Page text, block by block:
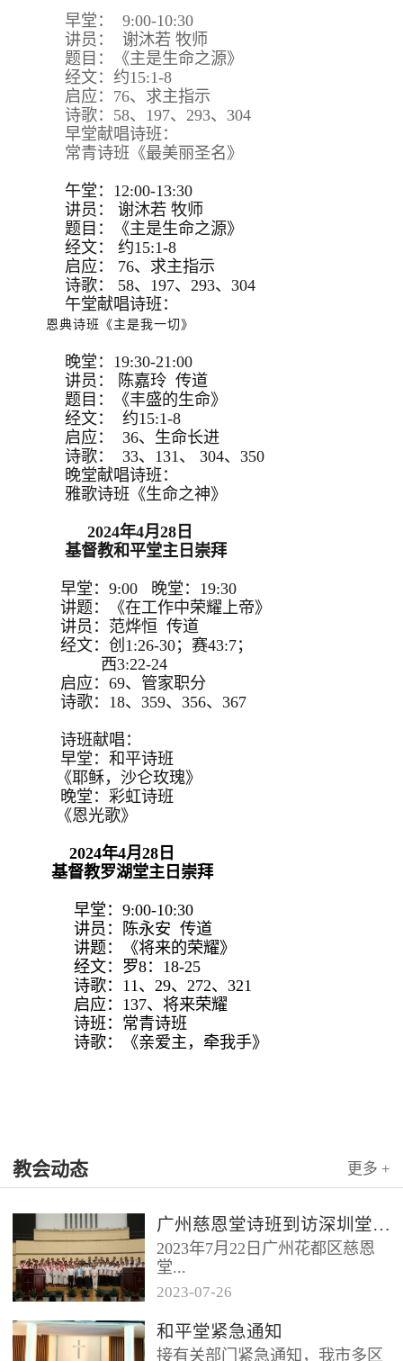
早堂： 9:00-10:30
讲员： 谢沐若 牧师
题目：《主是生命之源》
经文：约15:1-8
启应：76、求主指示
诗歌：58、197、293、304
早堂献唱诗班：
常青诗班《最美丽圣名》
午堂：12:00-13:30
讲员：
谢沐若 牧师
题目：
《主是生命之源》
经文：
约15:1-8
启应：
76、求主指示
诗歌：
58、197、293、 304
午堂献唱诗班：
恩典诗班《主是我一切》
晚堂：19:30-21:00
讲员： 陈嘉玲 传道
题目：《丰盛的生命》
经文： 约15:1-8
启应： 36、生命长进
诗歌： 33、131、 304、350
晚堂献唱诗班：
雅歌诗班《生命之神》
2024年4月28日
基督教和平堂主日崇拜
早堂：9:00 晚堂：19:30
讲题：《在工作中荣耀上帝》
讲员：范烨恒 传道
经文：创1:26-30；赛43:7；
西3:22-24
启应：69、管家职分
诗歌：18、359、356、367
诗班献唱：
早堂：和平诗班
《耶稣，沙仑玫瑰》
晚堂：彩虹诗班
《恩光歌》
2024年4月28日
基督教罗湖堂主日崇拜
早堂：9:00-10:30
讲员：陈永安 传道
讲题：《将来的荣耀》
经文：罗8：18-25
诗歌：11、29、272、321
启应：137、将来荣耀
诗班：常青诗班
诗歌：《亲爱主，牵我手》
教会动态 更多 +
广州慈恩堂诗班到访深圳堂、和平堂
2023年7月22日广州花都区慈恩
堂...
联合诗班在叶海莲牧师的带领
下，先后到访基督教和平堂、深
2023-07-26
和平堂紧急通知
接有关部门紧急通知，我市多区